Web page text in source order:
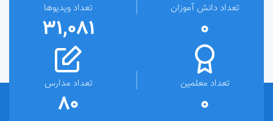
تعداد دانش آموزان
0
تعداد ویدیوها
31,081
تعداد معلمین
0
تعداد مدارس
80